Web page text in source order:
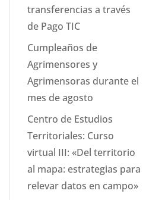
transferencias a través
de Pago TIC
Cumpleaños de
Agrimensores y
Agrimensoras durante el
mes de agosto
Centro de Estudios
Territoriales: Curso
virtual III: «Del territorio
al mapa: estrategias para
relevar datos en campo»